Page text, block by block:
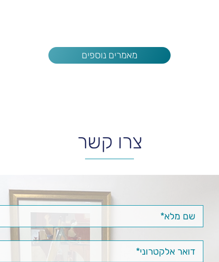
מאמרים נוספים
צרו קשר